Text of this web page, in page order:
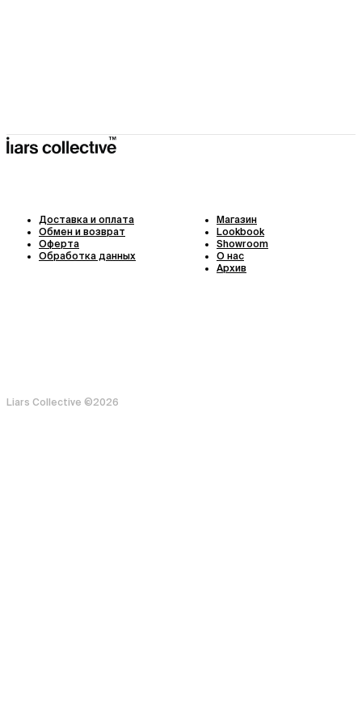
Liars Collective ©2026
Доставка и оплата
Обмен и возврат
Оферта
Обработка данных
Магазин
Lookbook
Showroom
О нас
Архив